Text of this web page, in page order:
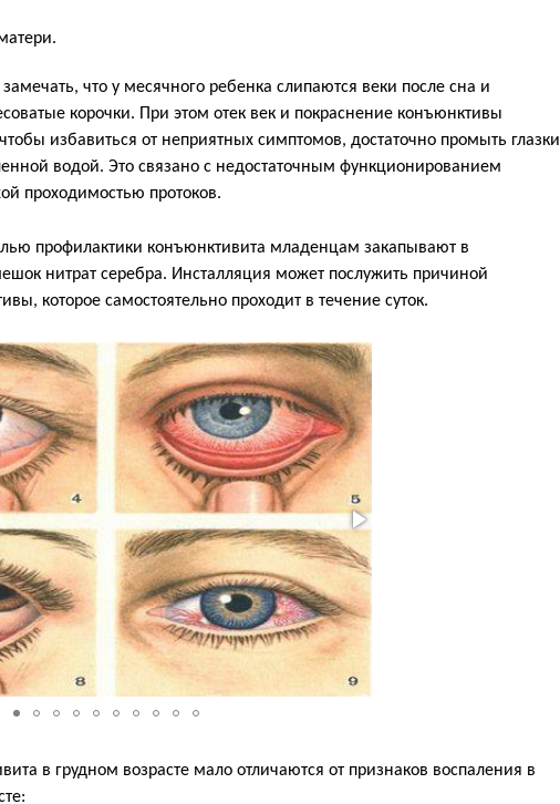
что у месячного ребенка слипаются веки после сна и
корочки. При этом отек век и покраснение конъюнктивы
чтобы избавиться от неприятных симптомов, достаточно промыть глазки
водой. Это связано с недостаточным функционированием
проходимостью протоков.
профилактики конъюнктивита младенцам закапывают в
нитрат серебра. Инсталляция может послужить причиной
которое самостоятельно проходит в течение суток.
в грудном возрасте мало отличаются от признаков воспаления в